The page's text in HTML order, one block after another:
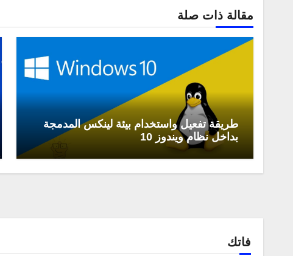
مقالة ذات صلة
طريقة تفعيل واستخدام بيئة لينكس المدمجة
بداخل نظام ويندوز 10
فاتك